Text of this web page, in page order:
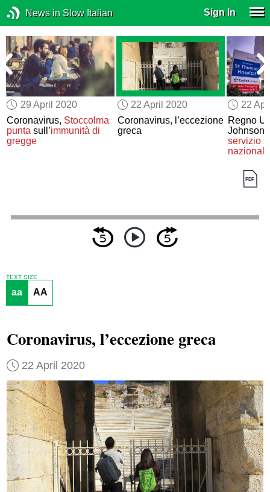
News in Slow Italian Sign In
29 April 2020
Coronavirus, Stoccolma
punta sull’immunità di
gregge
22 April 2020
Coronavirus, l’eccezione
greca
22
Regno
Johnson
servizio
nazionale
TEXT SIZE
aa AA
Coronavirus, l’eccezione greca
22 April 2020